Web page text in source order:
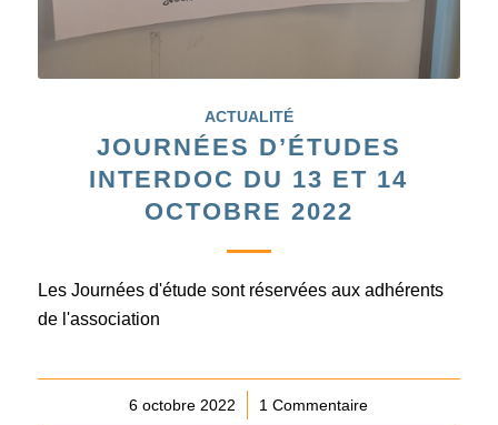
ACTUALITÉ
JOURNÉES D’ÉTUDES
INTERDOC DU 13 ET 14
OCTOBRE 2022
Les Journées d'étude sont réservées aux adhérents
de l'association
6 octobre 2022
/ 1 Commentaire